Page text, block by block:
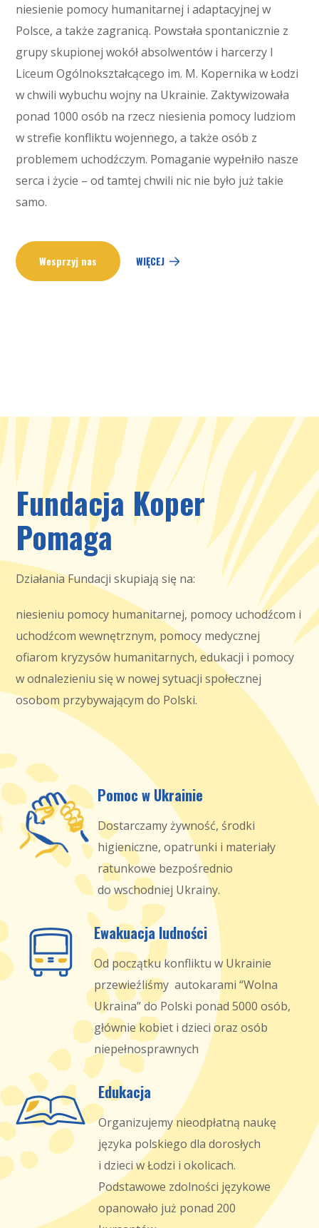
niesienie pomocy humanitarnej i adaptacyjnej w
Polsce, a także zagranicą. Powstała spontanicznie z
grupy skupionej wokół absolwentów i harcerzy I
Liceum Ogólnokształcącego im. M. Kopernika w Łodzi
w chwili wybuchu wojny na Ukrainie. Zaktywizowała
ponad 1000 osób na rzecz niesienia pomocy ludziom
w strefie konfliktu wojennego, a także osób z
problemem uchodźczym. Pomaganie wypełniło nasze
serca i życie – od tamtej chwili nic nie było już takie
samo.
Wesprzyj nas WIĘCEJ
Fundacja Koper
Pomaga
Działania Fundacji skupiają się na:
niesieniu pomocy humanitarnej, pomocy uchodźcom i
uchodźcom wewnętrznym, pomocy medycznej
ofiarom kryzysów humanitarnych, edukacji i pomocy
w odnalezieniu się w nowej sytuacji społecznej
osobom przybywającym do Polski.
Pomoc w Ukrainie
Dostarczamy żywność, środki
higieniczne, opatrunki i materiały
ratunkowe bezpośrednio
do wschodniej Ukrainy.
Ewakuacja ludności
Od początku konfliktu w Ukrainie
przewieźliśmy autokarami “Wolna
Ukraina” do Polski ponad 5000 osób,
głównie kobiet i dzieci oraz osób
niepełnosprawnych
Edukacja
Organizujemy nieodpłatną naukę
języka polskiego dla dorosłych
i dzieci w Łodzi i okolicach.
Podstawowe zdolności językowe
opanowało już ponad 200